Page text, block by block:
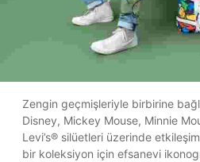
Zengin geçmişleriyle birbirine
Disney, Mickey Mouse, Minnie
Levi’s® silüetleri üzerinde
bir koleksiyon için efsanevi